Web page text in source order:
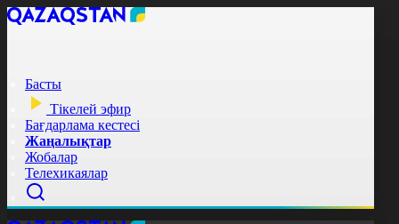
Басты
Тікелей эфир
Бағдарлама кестесі
Жаңалықтар
Жобалар
Телехикаялар